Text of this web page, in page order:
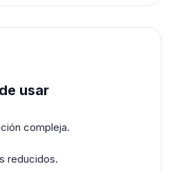
usar
compleja.
reducidos.